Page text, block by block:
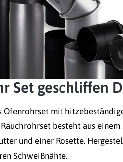
Set geschliffen
Ofenrohrset mit
Rauchrohrset besteht aus
und einer Rosette.
Schweißnähte.